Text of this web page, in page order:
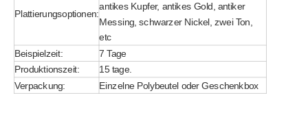
Plattierungsoptionen:
antikes Kupfer, antikes Gold, antiker
Messing, schwarzer Nickel, zwei Ton,
etc
Beispielzeit:
7 Tage
Produktionszeit:
15 tage.
Verpackung: Einzelne Polybeutel oder Geschenkbox